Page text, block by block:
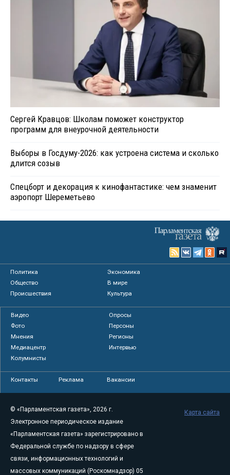
Сергей Кравцов: Школам поможет конструктор
программ для внеурочной деятельности
Выборы в Госдуму-2026: как устроена система и сколько
длится созыв
Спецборт и декорация к кинофантастике: чем знаменит
аэропорт Шереметьево
Политика
Экономика
Общество
В мире
Происшествия
Культура
Видео
Опросы
Фото
Персоны
Мнения
Регионы
Медиацентр
Интервью
Колумнисты
Контакты Реклама Вакансии
© «Парламентская газета», 2026 г.
Электронное периодическое издание
«Парламентская газета» зарегистрировано в
Федеральной службе по надзору в сфере
связи, информационных технологий и
массовых коммуникаций (Роскомнадзор) 05
Карта сайта